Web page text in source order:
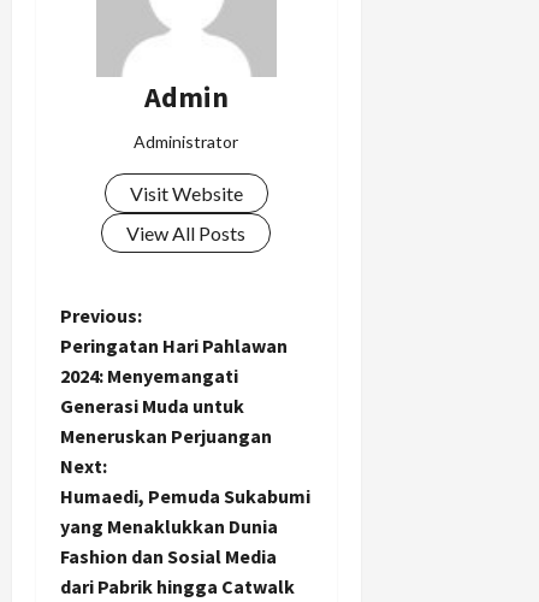
Admin
Administrator
Visit Website
View All Posts
P
o
s
t
n
a
Previous:
Peringatan Hari Pahlawan
2024: Menyemangati
Generasi Muda untuk
Meneruskan Perjuangan
Next:
Humaedi, Pemuda Sukabumi
yang Menaklukkan Dunia
Fashion dan Sosial Media
dari Pabrik hingga Catwalk